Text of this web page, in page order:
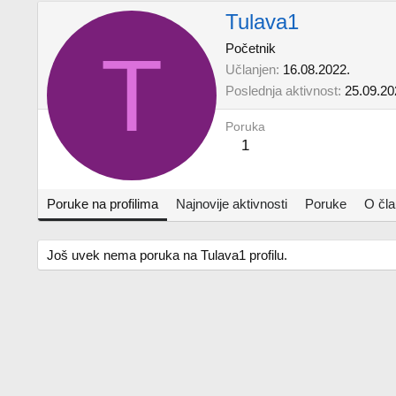
T
Tulava1
Početnik
Učlanjen 16.08.2022.
Poslednja aktivnost
Poruka
1
Poruke na profilima Najnovije aktivnosti Poruke O
Još uvek nema poruka na Tulava1 profilu.